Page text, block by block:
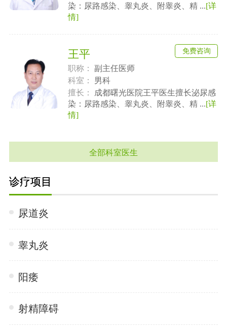
染：尿路感染、睾丸炎、附睾炎、精 ...[详
情]
王平
职称：
副主任医师
科室：
男科
擅长：
成都曙光医院王平医生擅长泌尿感
染：尿路感染、睾丸炎、附睾炎、精 ...[详
情]
免费咨询
全部科室医生
诊疗项目
尿道炎
睾丸炎
阳痿
射精障碍